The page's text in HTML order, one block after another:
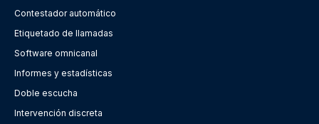
Contestador automático
Etiquetado de llamadas
Software omnicanal
Informes y estadísticas
Doble escucha
Intervención discreta